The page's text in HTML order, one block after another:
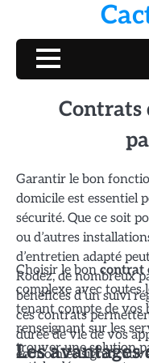
content
Contrats
Garantir le bon
domicile est
sécurité. Que ce soit
ou d’autres
d’entretien adapté
Rodez, de nombreux
bénéfices d’un suivi
ces contrats
durée de vie de vos
économies
Choisir le boncontrat
complexe avec toutes
tenant compte de vos
renseignant sur les
trouver une solution
Les